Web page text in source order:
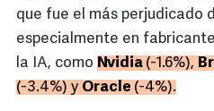
que fue el más perjudicado
especialmente en
la IA, como Nvidia (-1.6%),
(-3.4%) y Oracle (-4%).